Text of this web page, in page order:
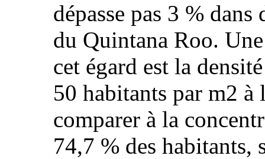
dépasse pas 3 %
du Quintana Roo.
cet égard est la
50 habitants par m2 à
comparer à la
74,7 % des